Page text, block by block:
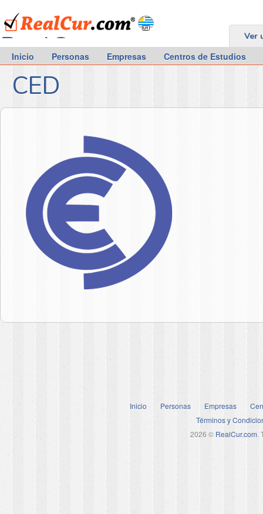
RealCur.com Ver
Inicio Personas Empresas Centros de Estudios
CED
Inicio Personas Empresas
Términos y
2026 © RealCur.com.